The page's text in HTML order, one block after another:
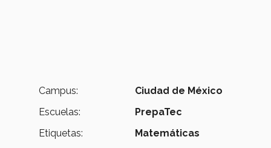
Campus:
Ciudad de México
Escuelas:
PrepaTec
Etiquetas:
Matemáticas